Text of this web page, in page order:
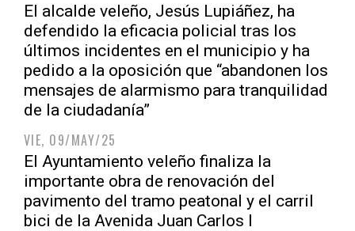
El alcalde veleño, Jesús Lupiáñez, ha
defendido la eficacia policial tras los
últimos incidentes en el municipio y ha
pedido a la oposición que “abandonen los
mensajes de alarmismo para tranquilidad
de la ciudadanía”
VIE, 09/MAY/25
El Ayuntamiento veleño finaliza la
importante obra de renovación del
pavimento del tramo peatonal y el carril
bici de la Avenida Juan Carlos I